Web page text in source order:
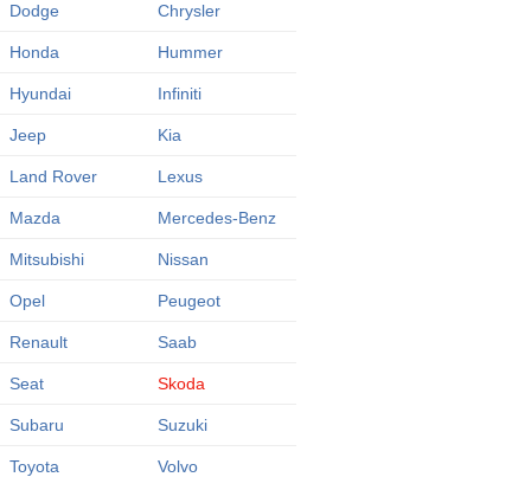
Dodge Chrysler
Honda Hummer
Hyundai Infiniti
Jeep Kia
Land Rover Lexus
Mazda Mercedes-Benz
Mitsubishi Nissan
Opel Peugeot
Renault Saab
Seat Skoda
Subaru Suzuki
Toyota Volvo